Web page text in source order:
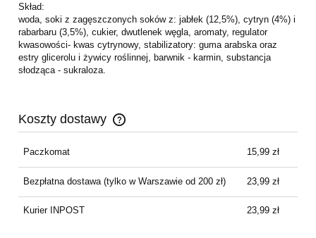
Skład:
woda, soki z zagęszczonych soków z: jabłek (12,5%), cytryn (4%) i
rabarbaru (3,5%), cukier, dwutlenek węgla, aromaty, regulator
kwasowości- kwas cytrynowy, stabilizatory: guma arabska oraz
estry glicerolu i żywicy roślinnej, barwnik - karmin, substancja
słodząca - sukraloza.
Koszty dostawy
Cena nie zawiera ewentualnych kosztów płatności
Paczkomat 15,99 zł
Bezpłatna dostawa(tylko w Warszawie od 200 zł) 23,99 zł
Kurier INPOST 23,99 zł